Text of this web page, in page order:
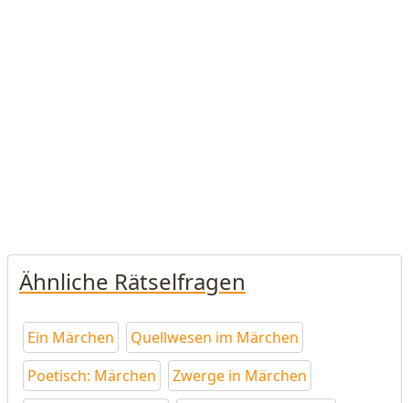
Ähnliche Rätselfragen
Ein Märchen
Quellwesen im Märchen
Poetisch: Märchen
Zwerge in Märchen